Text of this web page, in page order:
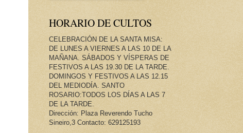
HORARIO DE CULTOS
CELEBRACIÓN DE LA SANTA MISA:
DE LUNES A VIERNES A LAS 10 DE LA
MAÑANA. SÁBADOS Y VÍSPERAS DE
FESTIVOS A LAS 19.30 DE LA TARDE.
DOMINGOS Y FESTIVOS A LAS 12.15
DEL MEDIODÍA. SANTO
ROSARIO:TODOS LOS DÍAS A LAS 7
DE LA TARDE.
Dirección: Plaza Reverendo Tucho
Sineiro,3 Contacto: 629125193